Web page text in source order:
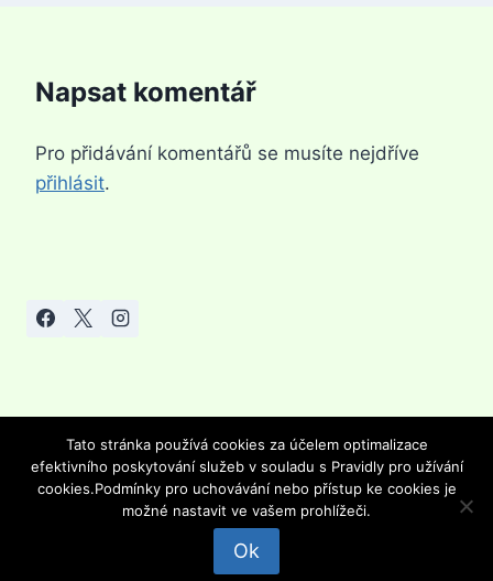
Napsat komentář
Pro přidávání komentářů se musíte nejdříve
přihlásit.
© 2026 Výživa hrou - Šablona pro WordPress od
Kadence WP Provozovatel: Hana Rozenska (
Hanka.rozenska@seznam.cz)
Tato stránka používá cookies za účelem optimalizace
efektivního poskytování služeb v souladu s Pravidly pro užívání
cookies.Podmínky pro uchovávání nebo přístup ke cookies je
možné nastavit ve vašem prohlížeči.
Ok